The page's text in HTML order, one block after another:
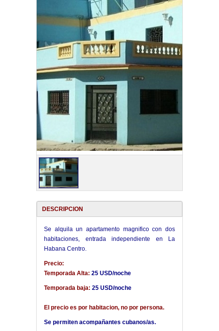
Pinar del Río
Varadero
Cienfuegos
Trinidad
Otras Ciudades
Otros Servicios
DESCRIPCION
Se alquila un apartamento magnifico con dos
habitaciones, entrada independiente en La
Habana Centro.
Precio:
Temporada Alta: 25 USD/noche
Temporada baja: 25 USD/noche
El precio es por habitacion, no por persona.
Se permiten acompañantes cubanos/as.